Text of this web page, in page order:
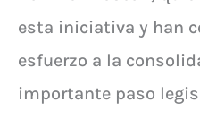
esta iniciativa y han
esfuerzo a la
importante paso